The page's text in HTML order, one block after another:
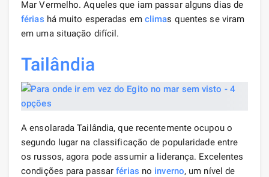
Mar Vermelho. Aqueles que iam passar alguns dias de
férias há muito esperadas em climas quentes se viram
em uma situação difícil.
Tailândia
A ensolarada Tailândia, que recentemente ocupou o
segundo lugar na classificação de popularidade entre
os russos, agora pode assumir a liderança. Excelentes
condições para passarférias no inverno, um nível de